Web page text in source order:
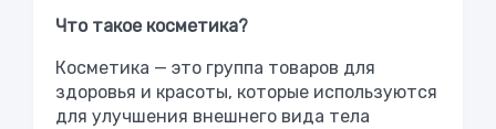
Что такое косметика?
Косметика — это группа товаров для
здоровья и красоты, которые используются
для улучшения внешнего вида тела